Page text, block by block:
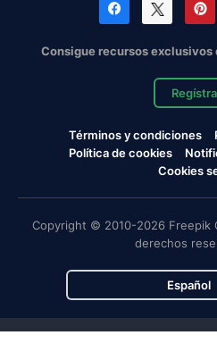
Consigue recursos
Términos y condiciones
Política de cookies
Cookies
Copyright © 2010-2026 Freepik
derechos
Español